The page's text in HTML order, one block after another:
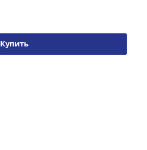
Купить